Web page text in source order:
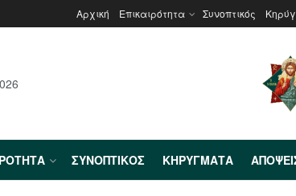
Αρχική Επικαιρότητα Συνοπτικός
ΣΥΝΟΠΤΙΚΌΣ ΚΗΡΎΓΜΑΤΑ